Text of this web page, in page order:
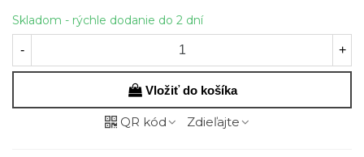
Skladom - rýchle dodanie do 2 dní
- +
Vložiť do košíka
QR kód Zdieľajte